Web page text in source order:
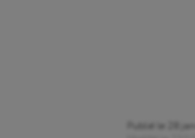
Publié le
28